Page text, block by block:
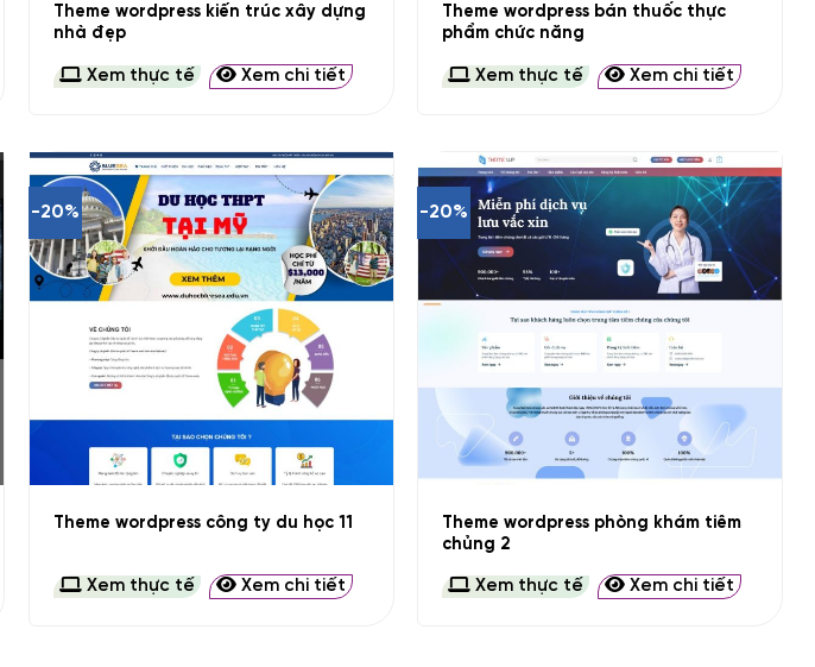
Theme wordpress kiến trúc xây dựng
nhà đẹp
Xem thực tế Xem chi tiết
Theme wordpress bán thuốc thực
phẩm chức năng
Xem thực tế Xem chi tiết
-20%
Theme wordpress công ty du học 11
Xem thực tế Xem chi tiết
-20%
Theme wordpress phòng khám tiêm
chủng 2
Xem thực tế Xem chi tiết